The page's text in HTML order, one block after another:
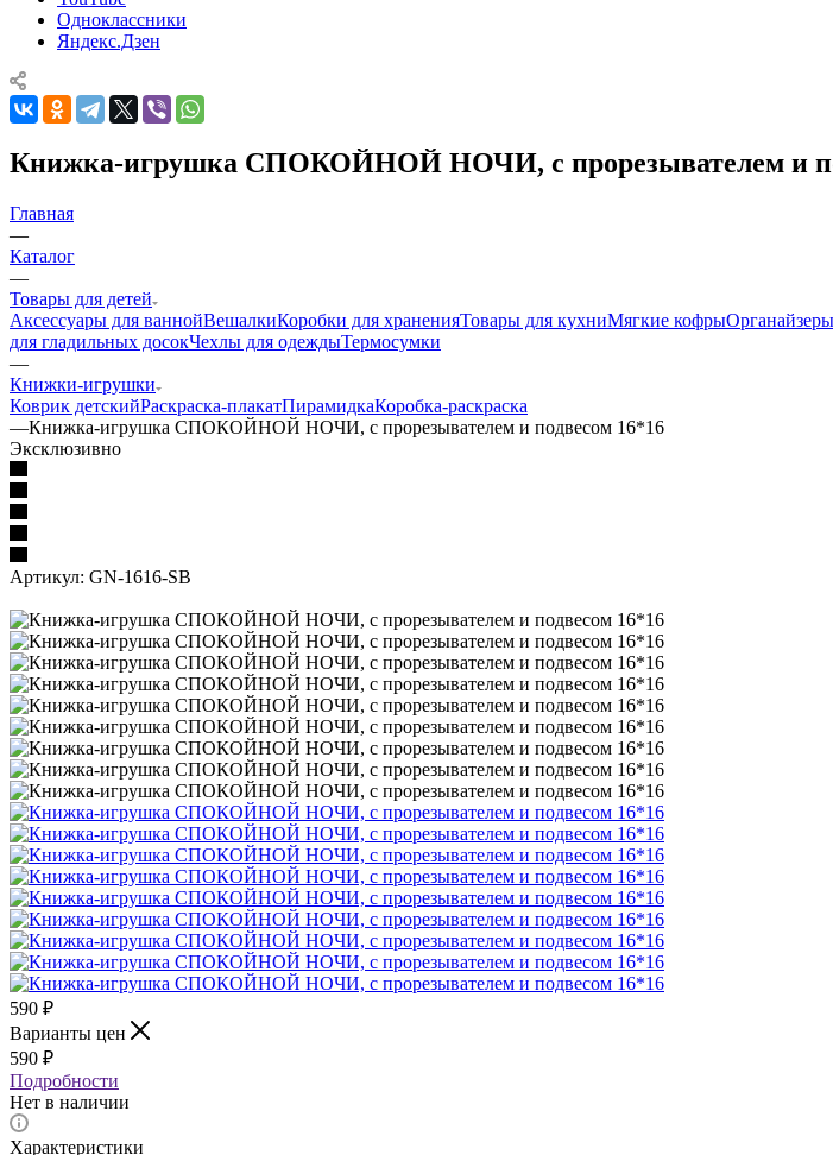
Одноклассники
Яндекс.Дзен
Книжка-игрушка СПОКОЙНОЙ НОЧИ, с прорезывателем и
Главная
—
Каталог
—
Товары для детей
Аксессуары для ваннойВешалкиКоробки для храненияТовары для кухниМягкие кофры
для гладильных досокЧехлы для одеждыТермосумки
—
Книжки-игрушки
Коврик детскийРаскраска-плакатПирамидкаКоробка-раскраска
—Книжка-игрушка СПОКОЙНОЙ НОЧИ, с прорезывателем и подвесом 16*16
Эксклюзивно
Артикул: GN-1616-SB
590 ₽
Варианты цен
590 ₽
Подробности
Нет в наличии
Характеристики